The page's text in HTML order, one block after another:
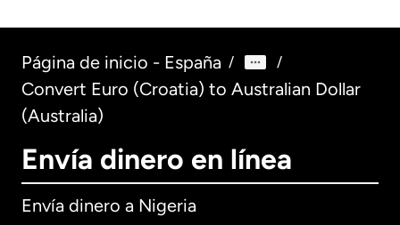
Página de inicio - España / /
Convert Euro (Croatia) to Australian Dollar
(Australia)
Envía dinero en línea
Envía dinero a Nigeria